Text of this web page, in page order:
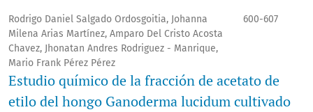
Rodrigo Daniel Salgado Ordosgoitia, Johanna
Milena Arias Martínez, Amparo Del Cristo Acosta
Chavez, Jhonatan Andres Rodriguez - Manrique,
Mario Frank Pérez Pérez
600-607
Estudio químico de la fracción de acetato de
etilo del hongo Ganoderma lucidum cultivado